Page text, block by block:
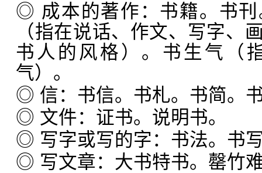
◎ 成本的著作：书籍。书
（指在说话、作文、写字、
书人的风格）。书生气（
气）。
◎ 信：书信。书札。书简。
◎ 文件：证书。说明书。
◎ 写字或写的字：书法。书
◎ 写文章：大书特书。罄竹